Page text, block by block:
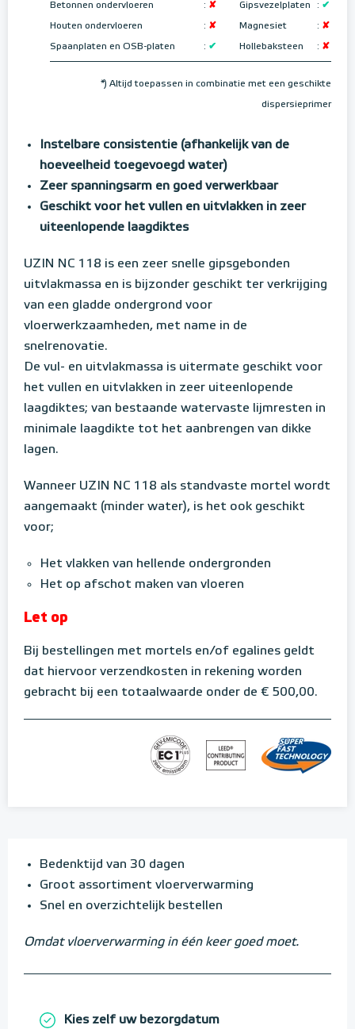
Betonnen ondervloeren : ✘ Gipsvezelplaten : ✔
Houten ondervloeren : ✘ Magnesiet : ✘
Spaanplaten en OSB-platen : ✔ Hollebaksteen : ✘
*) Altijd toepassen in combinatie met een geschikte
dispersieprimer
Instelbare consistentie (afhankelijk van de
hoeveelheid toegevoegd water)
Zeer spanningsarm en goed verwerkbaar
Geschikt voor het vullen en uitvlakken in zeer
uiteenlopende laagdiktes
UZIN NC 118 is een zeer snelle gipsgebonden
uitvlakmassa en is bijzonder geschikt ter verkrijging
van een gladde ondergrond voor
vloerwerkzaamheden, met name in de
snelrenovatie.
De vul- en uitvlakmassa is uitermate geschikt voor
het vullen en uitvlakken in zeer uiteenlopende
laagdiktes; van bestaande watervaste lijmresten in
minimale laagdikte tot het aanbrengen van dikke
lagen.
Wanneer UZIN NC 118 als standvaste mortel wordt
aangemaakt (minder water), is het ook geschikt
voor;
Het vlakken van hellende ondergronden
Het op afschot maken van vloeren
Let op
Bij bestellingen met mortels en/of egalines geldt
dat hiervoor verzendkosten in rekening worden
gebracht bij een totaalwaarde onder de € 500,00.
Bedenktijd van 30 dagen
Groot assortiment vloerverwarming
Snel en overzichtelijk bestellen
Omdat vloerverwarming in één keer goed moet.
Kies zelf uw bezorgdatum